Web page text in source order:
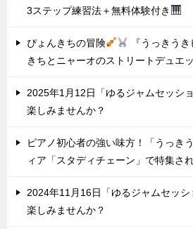
3ステップ練習法＋無料体験付き
ぴょんきちの冒険
『うっきう
きちとニャーオのストリートデュエ
2025年1月12日「ゆるジャムセッシ
楽しみませんか？
ピアノ初心者の強い味方！「うっき
ィア「スタディチェーン」で特集さ
2024年11月16日「ゆるジャムセッ
楽しみませんか？